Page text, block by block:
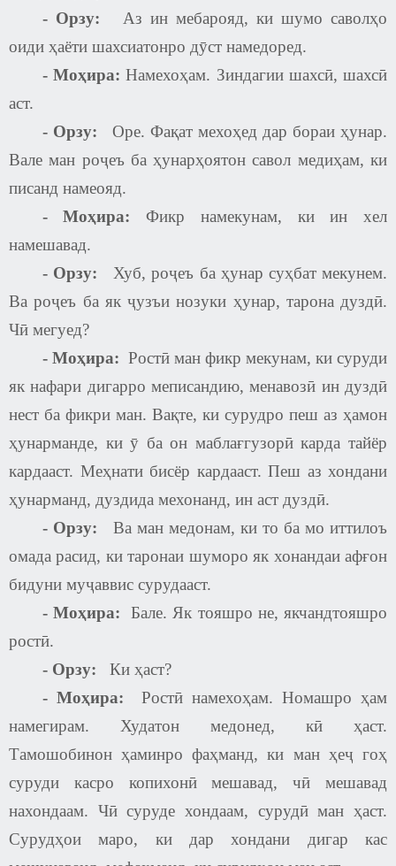
- Орзу: Аз ин мебарояд, ки шумо саволҳо
оиди ҳаёти шахсиатонро дӯст намедоред.
- Моҳира:Намехоҳам. Зиндагии шахсӣ, шахсӣ
аст.
- Орзу: Оре. Фақат мехоҳед дар бораи ҳунар.
Вале ман роҷеъ ба ҳунарҳоятон савол медиҳам, ки
писанд намеояд.
- Моҳира: Фикр намекунам, ки ин хел
намешавад.
- Орзу: Хуб, роҷеъ ба ҳунар суҳбат мекунем.
Ва роҷеъ ба як ҷузъи нозуки ҳунар, тарона дуздӣ.
Чӣ мегуед?
- Моҳира: Ростӣ ман фикр мекунам, ки суруди
як нафари дигарро меписандию, менавозӣ ин дуздӣ
нест ба фикри ман. Вақте, ки сурудро пеш аз ҳамон
ҳунарманде, ки ӯ ба он маблағгузорӣ карда тайёр
кардааст. Меҳнати бисёр кардааст. Пеш аз хондани
ҳунарманд, дуздида мехонанд, ин аст дуздӣ.
- Орзу: Ва ман медонам, ки то ба мо иттилоъ
омада расид, ки таронаи шуморо як хонандаи афғон
бидуни муҷаввис сурудааст.
- Моҳира: Бале. Як тояшро не, якчандтояшро
ростӣ.
- Орзу: Ки ҳаст?
- Моҳира: Ростӣ намехоҳам. Номашро ҳам
намегирам. Худатон медонед, кӣ ҳаст.
Тамошобинон ҳаминро фаҳманд, ки ман ҳеҷ гоҳ
суруди касро копихонӣ мешавад, чӣ мешавад
нахондаам. Чӣ суруде хондаам, сурудӣ ман ҳаст.
Сурудҳои маро, ки дар хондани дигар кас